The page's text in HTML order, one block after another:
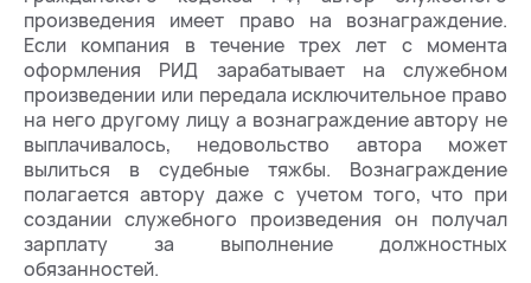
произведения имеет право на вознаграждение.
Если компания в течение трех лет с момента
оформления РИД зарабатывает на служебном
произведении или передала исключительное право
на него другому лицу а вознаграждение автору не
выплачивалось, недовольство автора может
вылиться в судебные тяжбы. Вознаграждение
полагается автору даже с учетом того, что при
создании служебного произведения он получал
зарплату за выполнение должностных
обязанностей.